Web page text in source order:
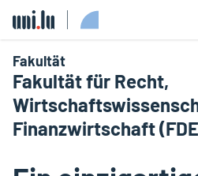
Fakultät
Fakultät für Recht,
Finanzwirtschaft